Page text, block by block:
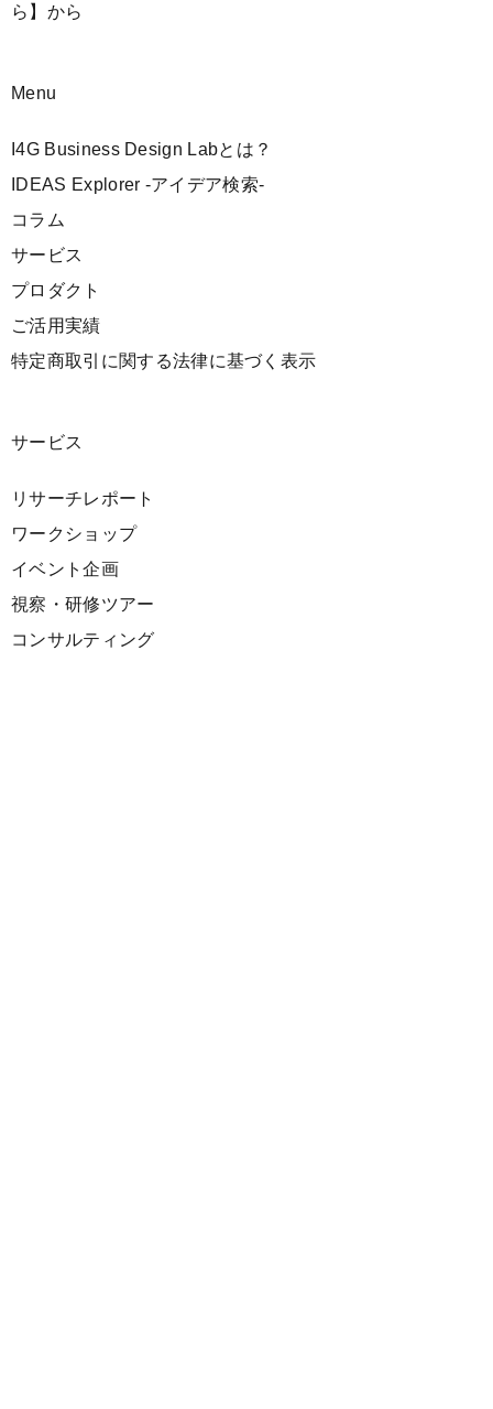
ら】 から
Menu
I4G Business Design Labとは？
IDEAS Explorer -アイデア検索-
コラム
サービス
プロダクト
ご活用実績
特定商取引に関する法律に基づく表示
サービス
リサーチレポート
ワークショップ
イベント企画
視察・研修ツアー
コンサルティング